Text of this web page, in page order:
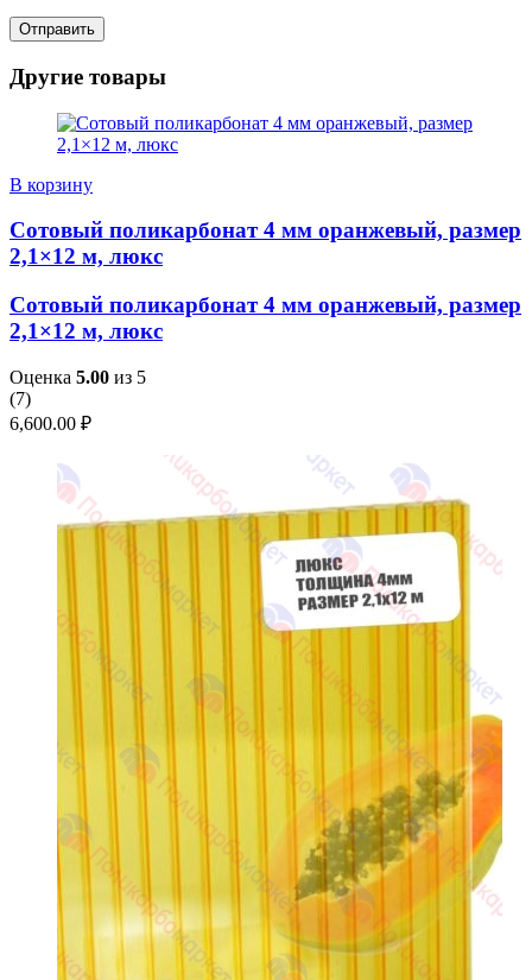
Другие товары
В корзину
Сотовый поликарбонат 4 мм оранжевый, размер
2,1×12 м, люкс
Сотовый поликарбонат 4 мм оранжевый, размер
2,1×12 м, люкс
Оценка 5.00 из 5
(7)
6,600.00 ₽